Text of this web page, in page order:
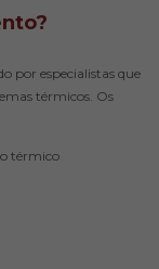
por especialistas que
térmicos. Os
térmico